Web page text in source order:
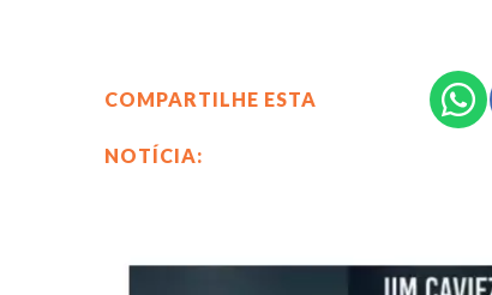
COMPARTILHE ESTA
NOTÍCIA: